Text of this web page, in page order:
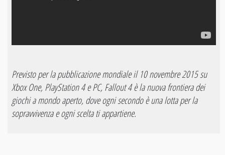
Previsto per la pubblicazione mondiale il 10 novembre 2015 su
Xbox One, PlayStation 4 e PC, Fallout 4 è la nuova frontiera dei
giochi a mondo aperto, dove ogni secondo è una lotta per la
sopravvivenza e ogni scelta ti appartiene.